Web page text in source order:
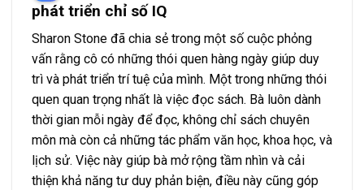
phát triển chỉ số IQ
Sharon Stone đã chia sẻ trong một số cuộc phỏng
vấn rằng cô có những thói quen hàng ngày giúp duy
trì và phát triển trí tuệ của mình. Một trong những thói
quen quan trọng nhất là việc đọc sách. Bà luôn dành
thời gian mỗi ngày để đọc, không chỉ sách chuyên
môn mà còn cả những tác phẩm văn học, khoa học, và
lịch sử. Việc này giúp bà mở rộng tầm nhìn và cải
thiện khả năng tư duy phản biện, điều này cũng góp